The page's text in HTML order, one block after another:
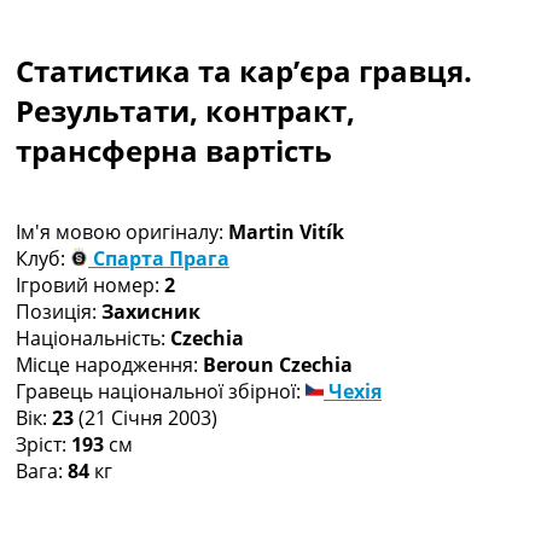
Чемпіонат Світу
Україна. Прем’єр-Ліга
Україна. Перша Ліга
Ліга Чемпіонів
Ще Турніри >>>
Таблиці
Чемпіонат Світу. Турнирні таблиці
Таблиця УПЛ
Перша Ліга
Таблиця АПЛ
Таблиця Ла Ліги
Таблиця Ліги Чемпіонів
Всі таблиці >>>
Рейтинги
Статистика та кар’єра гравця.
Результати, контракт,
трансферна вартість
Ім'я мовою оригіналу: Martin Vitík
Клуб:
Спарта Прага
Ігровий номер: 2
Позиція: Захисник
Національність: Czechia
Місце народження: Beroun Czechia
Гравець національної збірної:
Чехія
Вік: 23(21 Січня 2003)
Зріст: 193 см
Вага: 84 кг